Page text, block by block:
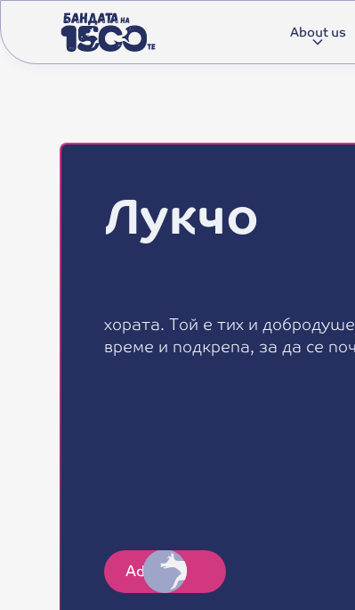
About us
Лукчо
хората. Той е тих и добродуше
време и подкрепа, за да се поч
Adopt